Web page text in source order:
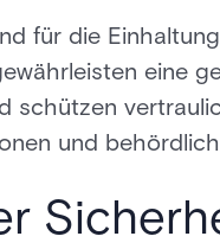
für die
eine
schützen
und